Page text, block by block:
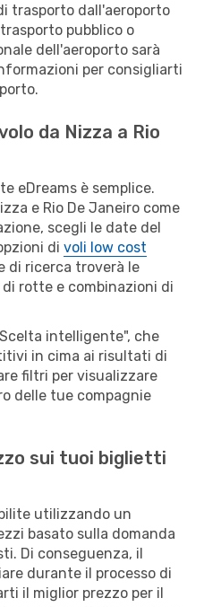
trasporto dall'aeroporto
pubblico o
dell'aeroporto sarà
per consigliarti
da Nizza a Rio
eDreams è semplice.
e Rio De Janeiro come
scegli le date del
di voli low cost
di ricerca troverà le
rotte e combinazioni di
intelligente", che
in cima ai risultati di
filtri per visualizzare
delle tue compagnie
sui tuoi biglietti
utilizzando un
basato sulla domanda
Di conseguenza, il
durante il processo di
il miglior prezzo per il